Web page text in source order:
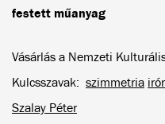
festett műanyag
Vásárlás a Nemzeti
Kulcsszavak
szimmetria
Szalay Péter